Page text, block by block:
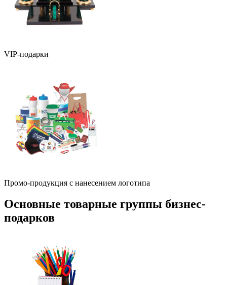
VIP-подарки
Промо-продукция с нанесением логотипа
Основные товарные группы бизнес-
подарков